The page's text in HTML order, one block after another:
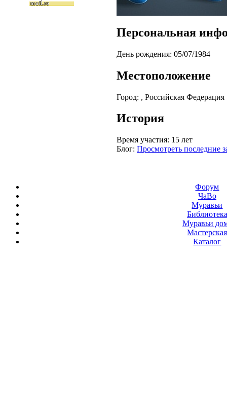
Персональная
День рождения: 05/07/1984
Местоположение
Город: , Российская Федерация
История
Время участия: 15 лет
Блог: Просмотреть последние
Форум
ЧаВо
Муравьи
Библиотека
Муравьи
Мастерская
Каталог